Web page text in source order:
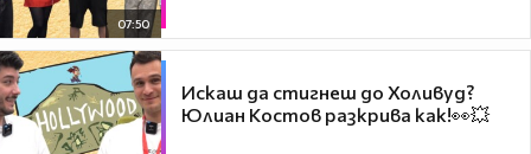
07:50
Искаш да стигнеш до Холивуд?
Юлиан Костов разкрива как!👀💥